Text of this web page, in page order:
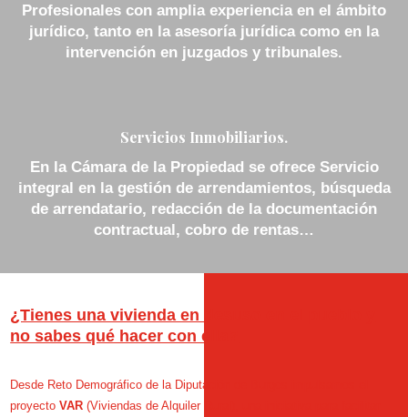
Profesionales con amplia experiencia en el ámbito
jurídico, tanto en la asesoría jurídica como en la
intervención en juzgados y tribunales.
Servicios Inmobiliarios.
En la Cámara de la Propiedad se ofrece Servicio
integral en la gestión de arrendamientos, búsqueda
de arrendatario, redacción de la documentación
contractual, cobro de rentas…
¿Tienes una vivienda en desuso en el pueblo y
no sabes qué hacer con ella?
Desde Reto Demográfico de la Diputación de Burgos impulsamos el
proyectoVAR (Viviendas de Alquiler Rural), una iniciativa para facilitar